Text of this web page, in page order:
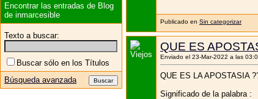
Publicado en Sin categorizar
QUE ES
Enviado el 23-Mar-2022 a las
QUE ES LA APOSTASIA
Significado de la palabra :
Encontrar las entradas de Blog
de inmarcesible
Texto a buscar:
Buscar sólo en los Títulos
Búsqueda avanzada